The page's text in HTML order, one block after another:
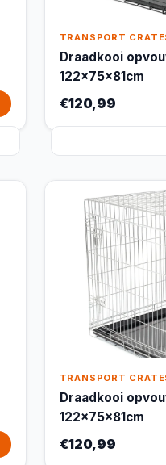
TRANSPORT
Draadkooi
122x75x81cm
€120,99
TRANSPORT
Draadkooi
122x75x81cm
€120,99